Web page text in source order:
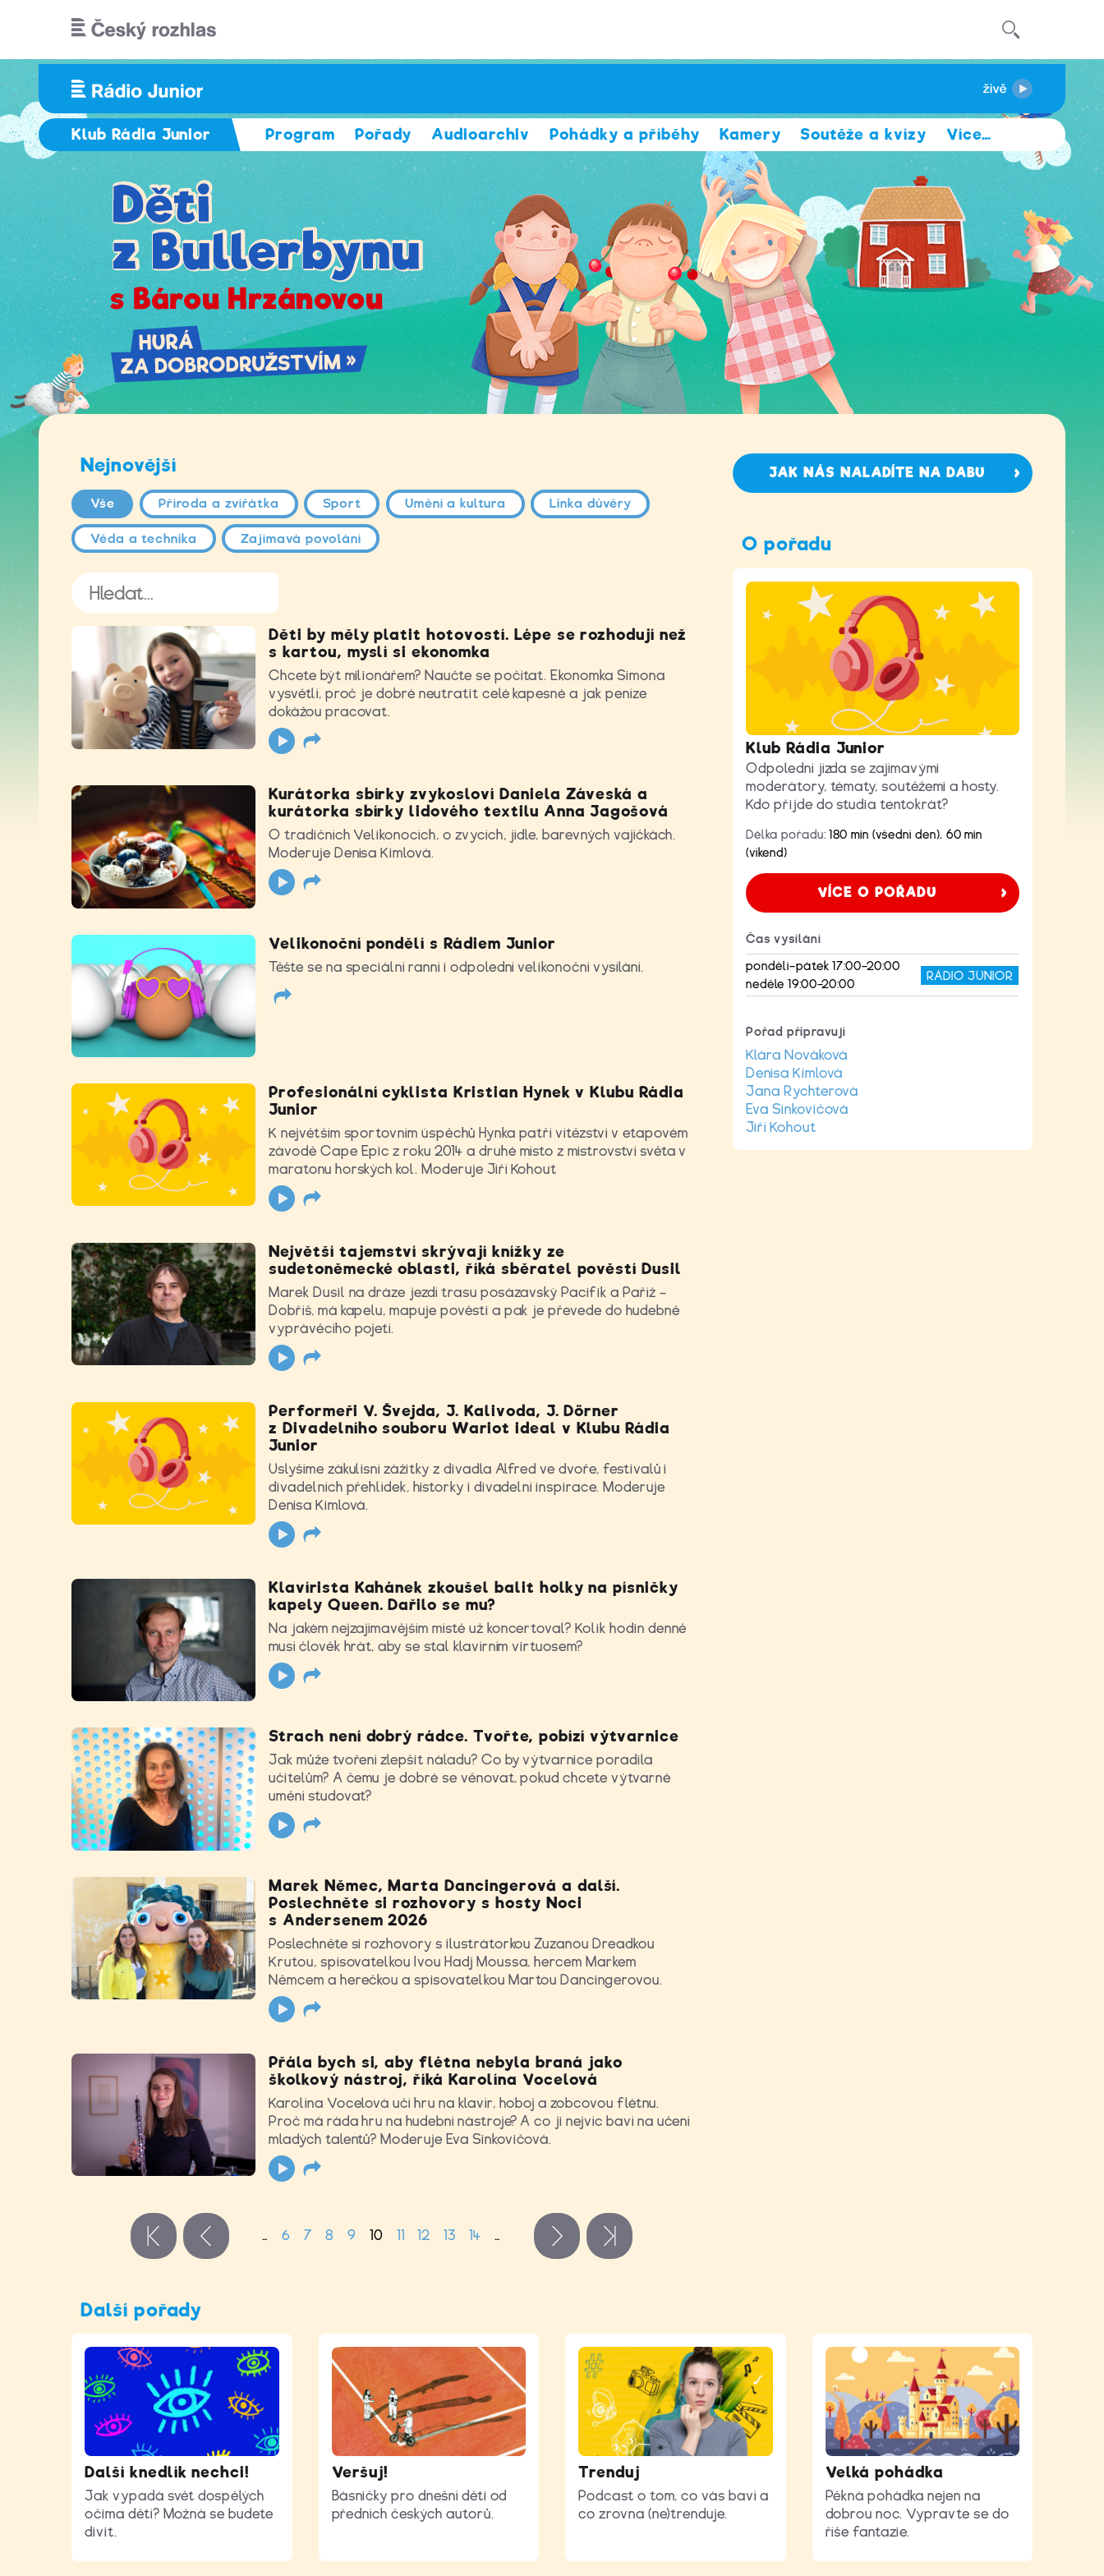
Klub Rádia Junior Program Pořady Audioarchiv Pohádky a příběhy Kamery Soutěže a kvízy Více…
Nejnovější
Vše Příroda a zvířátka Sport Umění a kultura Linka důvěry
Věda a technika Zajímavá povolání
Děti by měly platit hotovostí. Lépe se rozhodují než
s kartou, myslí si ekonomka
Chcete být milionářem? Naučte se počítat. Ekonomka Simona
vysvětlí, proč je dobré neutratit celé kapesné a jak peníze
dokážou pracovat.
Kurátorka sbírky zvykosloví Daniela Záveská a
kurátorka sbírky lidového textilu Anna Jagošová
O tradičních Velikonocích, o zvycích, jídle, barevných vajíčkách.
Moderuje Denisa Kimlová.
Velikonoční pondělí s Rádiem Junior
Těšte se na speciální ranní i odpolední velikonoční vysílání.
Profesionální cyklista Kristian Hynek v Klubu Rádia
Junior
K největším sportovním úspěchů Hynka patří vítězství v etapovém
závodě Cape Epic z roku 2014 a druhé místo z mistrovství světa v
maratonu horských kol. Moderuje Jiří Kohout
Největší tajemství skrývají knížky ze
sudetoněmecké oblasti, říká sběratel pověstí Dusil
Marek Dusil na dráze jezdí trasu posázavský Pacifik a Paříž –
Dobříš, má kapelu, mapuje pověsti a pak je převede do hudebně
vyprávěcího pojetí.
Performeři V. Švejda, J. Kalivoda, J. Dörner
z Divadelního souboru Wariot ideal v Klubu Rádia
Junior
Uslyšíme zákulisní zážitky z divadla Alfred ve dvoře, festivalů i
divadelních přehlídek, historky i divadelní inspirace. Moderuje
Denisa Kimlová.
Klavírista Kahánek zkoušel balit holky na písničky
kapely Queen. Dařilo se mu?
Na jakém nejzajímavějším místě už koncertoval? Kolik hodin denně
musí člověk hrát, aby se stal klavírním virtuosem?
Strach není dobrý rádce. Tvořte, pobízí výtvarnice
Jak může tvoření zlepšit náladu? Co by výtvarnice poradila
učitelům? A čemu je dobré se věnovat, pokud chcete výtvarné
umění studovat?
Marek Němec, Marta Dancingerová a další.
Poslechněte si rozhovory s hosty Noci
s Andersenem 2026
Poslechněte si rozhovory s ilustrátorkou Zuzanou Dreadkou
Krutou, spisovatelkou Ivou Hadj Moussa, hercem Markem
Němcem a herečkou a spisovatelkou Martou Dancingerovou.
Přála bych si, aby flétna nebyla braná jako
školkový nástroj, říká Karolína Vocelová
Karolína Vocelová učí hru na klavír, hoboj a zobcovou flétnu.
Proč má ráda hru na hudební nástroje? A co ji nejvíc baví na učení
mladých talentů? Moderuje Eva Sinkovičová.
Stránky
‹ předchozí … 6 7 8 9 10 11 12 13 14 … následující ›
JAK NÁS NALADÍTE NA DABU
O pořadu
Klub Rádia Junior
Odpolední jízda se zajímavými
moderátory, tématy, soutěžemi a hosty.
Kdo přijde do studia tentokrát?
Délka pořadu:180 min (všední den), 60 min
(víkend)
VÍCE O POŘADU
Čas vysílání
pondělí–pátek 17:00–20:00
neděle 19:00–20:00
RÁDIO JUNIOR
Pořad připravují
Klára Nováková
Denisa Kimlová
Jana Rychterová
Eva Sinkovičová
Jiří Kohout
Další pořady
Další knedlík nechci!
Jak vypadá svět dospělých
očima dětí? Možná se budete
divit.
Veršuj!
Básničky pro dnešní děti od
předních českých autorů.
Trenduj
Podcast o tom, co vás baví a
co zrovna (ne)trenduje.
Velká pohádka
Pěkná pohádka nejen na
dobrou noc. Vypravte se do
říše fantazie.